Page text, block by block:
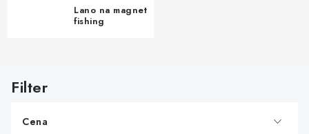
Lano na magnet
fishing
ý
Cena